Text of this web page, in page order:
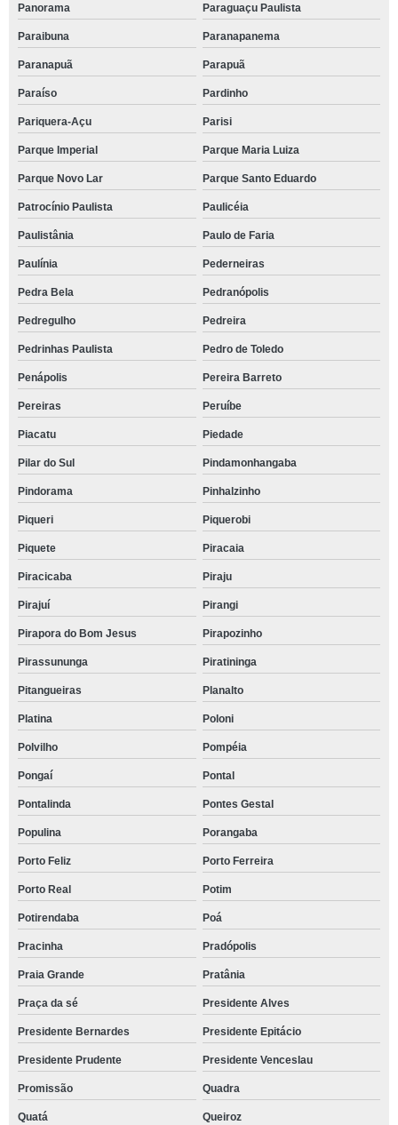
Panorama Paraguaçu Paulista
Paraibuna Paranapanema
Paranapuã Parapuã
Paraíso Pardinho
Pariquera-Açu Parisi
Parque Imperial Parque Maria Luiza
Parque Novo Lar Parque Santo Eduardo
Patrocínio Paulista Paulicéia
Paulistânia Paulo de Faria
Paulínia Pederneiras
Pedra Bela Pedranópolis
Pedregulho Pedreira
Pedrinhas Paulista Pedro de Toledo
Penápolis Pereira Barreto
Pereiras Peruíbe
Piacatu Piedade
Pilar do Sul Pindamonhangaba
Pindorama Pinhalzinho
Piqueri Piquerobi
Piquete Piracaia
Piracicaba Piraju
Pirajuí Pirangi
Pirapora do Bom Jesus Pirapozinho
Pirassununga Piratininga
Pitangueiras Planalto
Platina Poloni
Polvilho Pompéia
Pongaí Pontal
Pontalinda Pontes Gestal
Populina Porangaba
Porto Feliz Porto Ferreira
Porto Real Potim
Potirendaba Poá
Pracinha Pradópolis
Praia Grande Pratânia
Praça da sé Presidente Alves
Presidente Bernardes Presidente Epitácio
Presidente Prudente Presidente Venceslau
Promissão Quadra
Quatá Queiroz